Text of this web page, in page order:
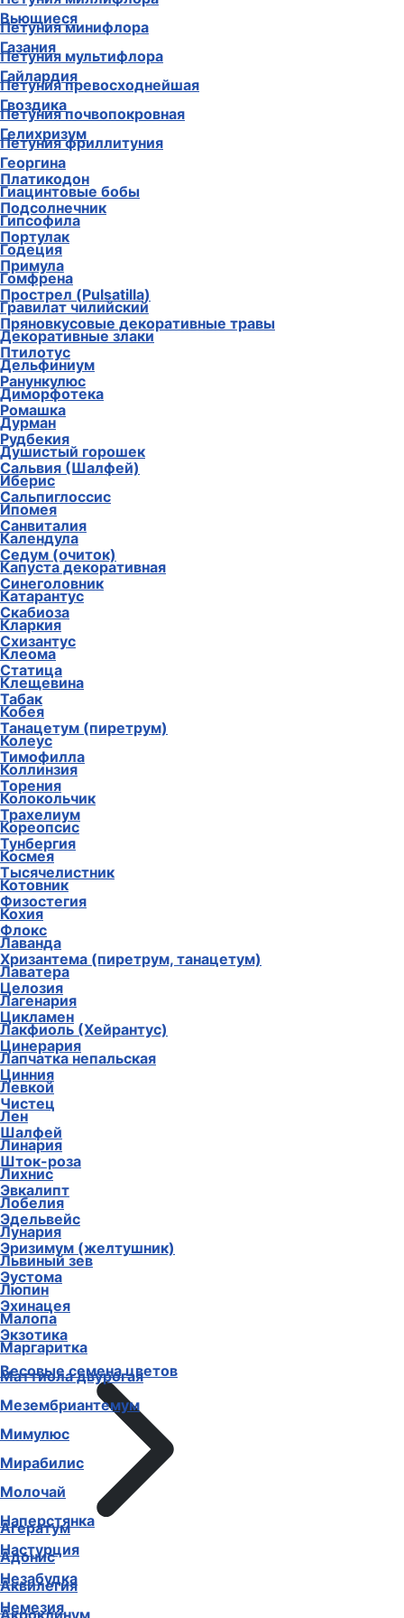
Петуния минифлора
Петуния мультифлора
Петуния превосходнейшая
Петуния почвопокровная
Петуния фриллитуния
Платикодон
Подсолнечник
Портулак
Примула
Прострел (Pulsatilla)
Пряновкусовые декоративные травы
Птилотус
Ранункулюс
Ромашка
Рудбекия
Сальвия (Шалфей)
Сальпиглоссис
Санвиталия
Седум (очиток)
Синеголовник
Скабиоза
Схизантус
Статица
Табак
Танацетум (пиретрум)
Тимофилла
Торения
Трахелиум
Тунбергия
Тысячелистник
Физостегия
Флокс
Хризантема (пиретрум, танацетум)
Целозия
Цикламен
Цинерария
Цинния
Чистец
Шалфей
Шток-роза
Эвкалипт
Эдельвейс
Эризимум (желтушник)
Эустома
Эхинацея
Экзотика
Весовые семена цветов
Агератум
Адонис
Аквилегия
Акроклинум
Вьющиеся
Газания
Гайлардия
Гвоздика
Гелихризум
Георгина
Гиацинтовые бобы
Гипсофила
Годеция
Гомфрена
Гравилат чилийский
Декоративные злаки
Дельфиниум
Диморфотека
Дурман
Душистый горошек
Иберис
Ипомея
Календула
Капуста декоративная
Катарантус
Кларкия
Клеома
Клещевина
Кобея
Колеус
Коллинзия
Колокольчик
Кореопсис
Космея
Котовник
Кохия
Лаванда
Лаватера
Лагенария
Лакфиоль (Хейрантус)
Лапчатка непальская
Левкой
Лен
Линария
Лихнис
Лобелия
Лунария
Львиный зев
Люпин
Малопа
Маргаритка
Маттиола двурогая
Мезембриантемум
Мимулюс
Мирабилис
Молочай
Наперстянка
Настурция
Незабудка
Немезия